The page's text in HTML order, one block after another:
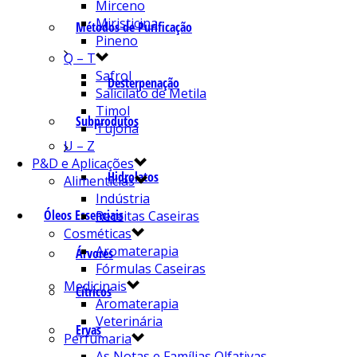
Métodos de Purificação
Desterpenação
Subprodutos
Hidrolatos
Óleos Essenciais
Árvores
Cítricos
Ervas
Mirceno
Miristicina
Pineno
Q – T
Safrol
Salicilato de Metila
Timol
Tujona
U – Z
P&D e Aplicações
Alimentícias
Indústria
Receitas Caseiras
Cosméticas
Aromaterapia
Fórmulas Caseiras
Medicinais
Aromaterapia
Veterinária
Perfumaria